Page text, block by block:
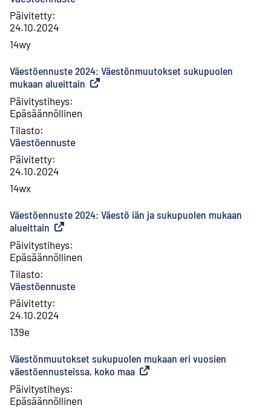
Päivitetty:
24.10.2024
14wy
Väestöennuste 2024: Väestönmuutokset sukupuolen
mukaan alueittain Ulkoinen linkki
Päivitystiheys:
Epäsäännöllinen
Tilasto:
Väestöennuste
Päivitetty:
24.10.2024
14wx
Väestöennuste 2024: Väestö iän ja sukupuolen mukaan
alueittain Ulkoinen linkki
Päivitystiheys:
Epäsäännöllinen
Tilasto:
Väestöennuste
Päivitetty:
24.10.2024
139e
Väestönmuutokset sukupuolen mukaan eri vuosien
väestöennusteissa, koko maa Ulkoinen linkki
Päivitystiheys:
Epäsäännöllinen